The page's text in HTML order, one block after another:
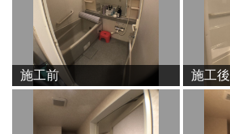
施工前 施工後